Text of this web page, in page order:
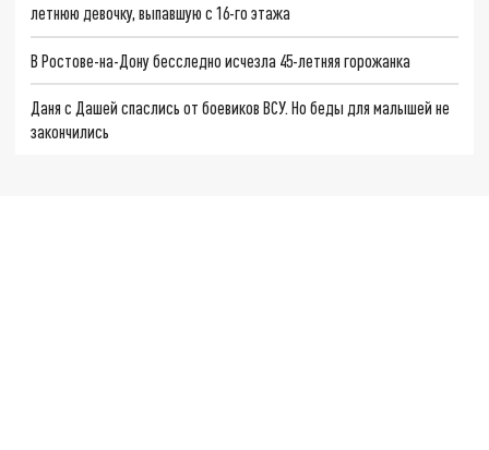
летнюю девочку, выпавшую с 16-го этажа
В Ростове-на-Дону бесследно исчезла 45-летняя горожанка
Даня с Дашей спаслись от боевиков ВСУ. Но беды для малышей не
закончились